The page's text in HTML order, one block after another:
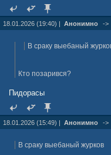
18.01.2026 (19:40) | Анонимно ->
В сраку выебаный
Кто позарився?
Пидорасы
18.01.2026 (15:49) | Анонимно ->
В сраку выебаный журков